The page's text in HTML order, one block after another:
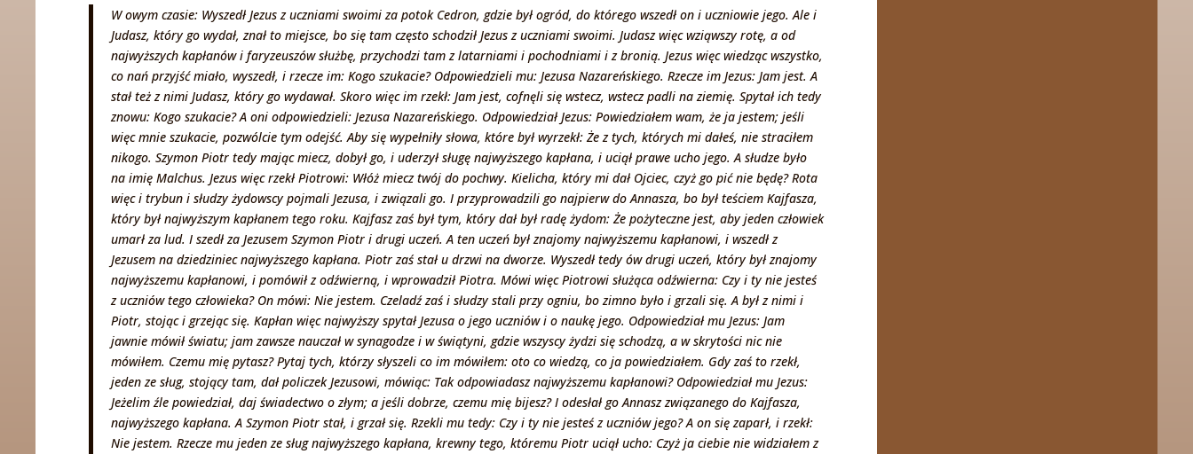
W owym czasie: Wyszedł Jezus z uczniami swoimi za potok Cedron, gdzie był ogród, do którego wszedł on i uczniowie jego. Ale i
Judasz, który go wydał, znał to miejsce, bo się tam często schodził Jezus z uczniami swoimi. Judasz więc wziąwszy rotę, a od
najwyższych kapłanów i faryzeuszów służbę, przychodzi tam z latarniami i pochodniami i z bronią. Jezus więc wiedząc wszystko,
co nań przyjść miało, wyszedł, i rzecze im: Kogo szukacie? Odpowiedzieli mu: Jezusa Nazareńskiego. Rzecze im Jezus: Jam jest. A
stał też z nimi Judasz, który go wydawał. Skoro więc im rzekł: Jam jest, cofnęli się wstecz, wstecz padli na ziemię. Spytał ich tedy
znowu: Kogo szukacie? A oni odpowiedzieli: Jezusa Nazareńskiego. Odpowiedział Jezus: Powiedziałem wam, że ja jestem; jeśli
więc mnie szukacie, pozwólcie tym odejść. Aby się wypełniły słowa, które był wyrzekł: Że z tych, których mi dałeś, nie straciłem
nikogo. Szymon Piotr tedy mając miecz, dobył go, i uderzył sługę najwyższego kapłana, i uciął prawe ucho jego. A słudze było
na imię Malchus. Jezus więc rzekł Piotrowi: Włóż miecz twój do pochwy. Kielicha, który mi dał Ojciec, czyż go pić nie będę? Rota
więc i trybun i słudzy żydowscy pojmali Jezusa, i związali go. I przyprowadzili go najpierw do Annasza, bo był teściem Kajfasza,
który był najwyższym kapłanem tego roku. Kajfasz zaś był tym, który dał był radę żydom: Że pożyteczne jest, aby jeden człowiek
umarł za lud. I szedł za Jezusem Szymon Piotr i drugi uczeń. A ten uczeń był znajomy najwyższemu kapłanowi, i wszedł z
Jezusem na dziedziniec najwyższego kapłana. Piotr zaś stał u drzwi na dworze. Wyszedł tedy ów drugi uczeń, który był znajomy
najwyższemu kapłanowi, i pomówił z odźwierną, i wprowadził Piotra. Mówi więc Piotrowi służąca odźwierna: Czy i ty nie jesteś
z uczniów tego człowieka? On mówi: Nie jestem. Czeladź zaś i słudzy stali przy ogniu, bo zimno było i grzali się. A był z nimi i
Piotr, stojąc i grzejąc się. Kapłan więc najwyższy spytał Jezusa o jego uczniów i o naukę jego. Odpowiedział mu Jezus: Jam
jawnie mówił światu; jam zawsze nauczał w synagodze i w świątyni, gdzie wszyscy żydzi się schodzą, a w skrytości nic nie
mówiłem. Czemu mię pytasz? Pytaj tych, którzy słyszeli co im mówiłem: oto co wiedzą, co ja powiedziałem. Gdy zaś to rzekł,
jeden ze sług, stojący tam, dał policzek Jezusowi, mówiąc: Tak odpowiadasz najwyższemu kapłanowi? Odpowiedział mu Jezus:
Jeżelim źle powiedział, daj świadectwo o złym; a jeśli dobrze, czemu mię bijesz? I odesłał go Annasz związanego do Kajfasza,
najwyższego kapłana. A Szymon Piotr stał, i grzał się. Rzekli mu tedy: Czy i ty nie jesteś z uczniów jego? A on się zaparł, i rzekł:
Nie jestem. Rzecze mu jeden ze sług najwyższego kapłana, krewny tego, któremu Piotr uciął ucho: Czyż ja ciebie nie widziałem z